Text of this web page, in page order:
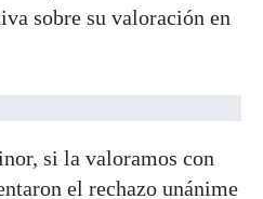
sobre su valoración en
si la valoramos con
el rechazo unánime